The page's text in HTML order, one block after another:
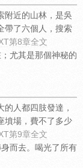
附近的山林，是吳
帶了六個人，搜索
第8章全文
尤其是那個神秘的
人都四肢發達，
墳場，費不了多少
第9章全文
而去。喝光了所有